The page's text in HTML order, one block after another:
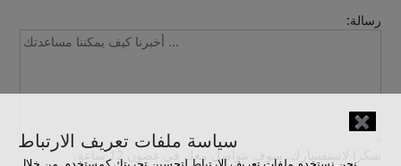
رسالة:
شكرا لاستفسارك. سوف نتواصل معك في غضون 12 ساعة.
✖
سياسة ملفات تعريف الارتباط